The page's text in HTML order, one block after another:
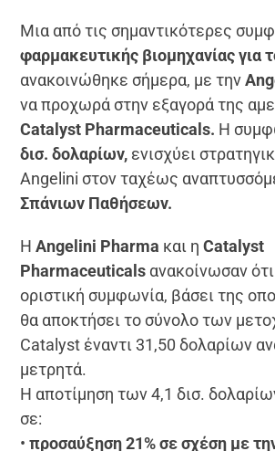
Μια από τις σημαντικότερες
φαρμακευτικής βιομηχανίας για
ανακοινώθηκε σήμερα, με την
να προχωρά στην εξαγορά της
Catalyst Pharmaceuticals. Η
δισ. δολαρίων, ενισχύει
Angelini στον ταχέως
Σπάνιων Παθήσεων.
ΗAngelini Pharma και η Catalyst
Pharmaceuticals ανακοίνωσαν
οριστική συμφωνία, βάσει της
θα αποκτήσει το σύνολο των
Catalyst έναντι 31,50 δολαρίων
μετρητά.
Η αποτίμηση των 4,1 δισ.
σε:
• προσαύξηση 21% σε σχέση με